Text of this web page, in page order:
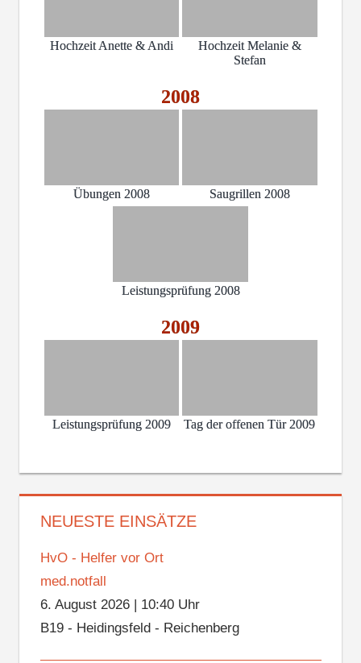
Hochzeit Anette & Andi
Hochzeit Melanie &
Stefan
2008
Übungen 2008 Saugrillen 2008
Leistungsprüfung 2008
2009
Leistungsprüfung 2009 Tag der offenen Tür 2009
NEUESTE EINSÄTZE
HvO - Helfer vor Ort
med.notfall
6. August 2026| 10:40 Uhr
B19 - Heidingsfeld - Reichenberg